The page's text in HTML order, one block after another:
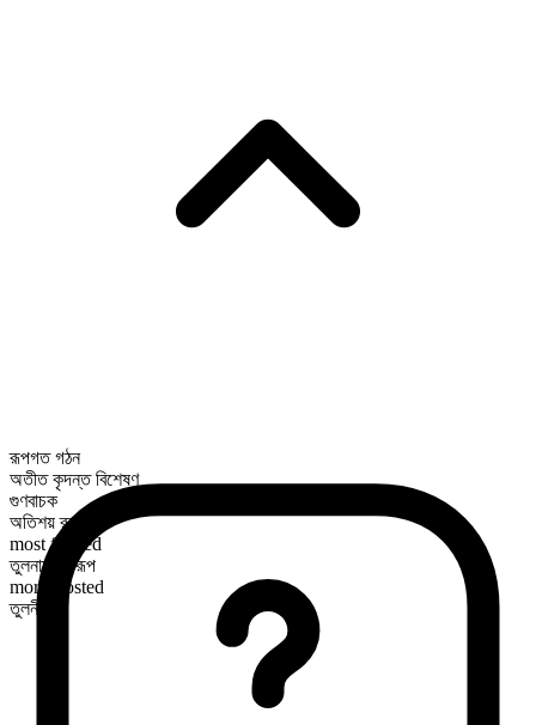
রূপগত গঠন
অতীত কৃদন্ত বিশেষণ
গুণবাচক
অতিশয় রূপ
most frosted
তুলনামূলক রূপ
more frosted
তুলনীয়